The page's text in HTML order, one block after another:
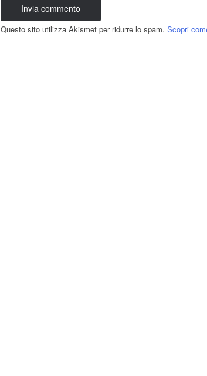
Questo sito utilizza Akismet per ridurre lo spam. Scopri